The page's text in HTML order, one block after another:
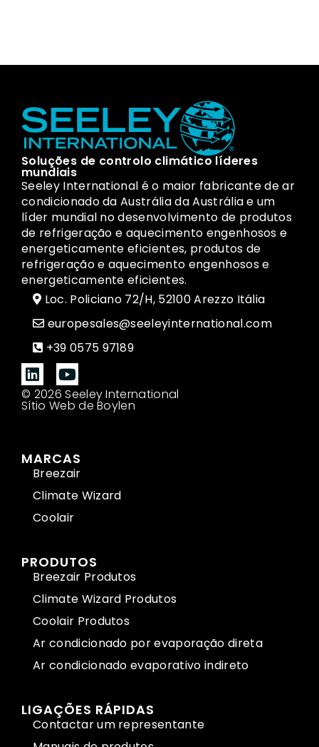
Soluções de controlo climático líderes
mundiais
Seeley International é o maior fabricante de ar
condicionado da Austrália da Austrália e um
líder mundial no desenvolvimento de produtos
de refrigeração e aquecimento engenhosos e
energeticamente eficientes, produtos de
refrigeração e aquecimento engenhosos e
energeticamente eficientes.
Loc. Policiano 72/H, 52100 Arezzo Itália
europesales@seeleyinternational.com
+39 0575 97189
© 2026 Seeley International
Sítio Web de Boylen
MARCAS
Breezair
Climate Wizard
Coolair
PRODUTOS
Breezair Produtos
Climate Wizard Produtos
Coolair Produtos
Ar condicionado por evaporação direta
Ar condicionado evaporativo indireto
LIGAÇÕES RÁPIDAS
Contactar um representante